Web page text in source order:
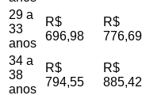
29 a
33
anos
R$
696,98
R$
776,69
34 a
38
anos
R$
794,55
R$
885,42